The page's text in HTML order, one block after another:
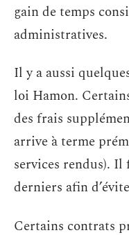
gain de temps
administratives.
Il y a aussi
loi Hamon.
des frais
arrive à terme
services rendus). Il
derniers afin
Certains contrats